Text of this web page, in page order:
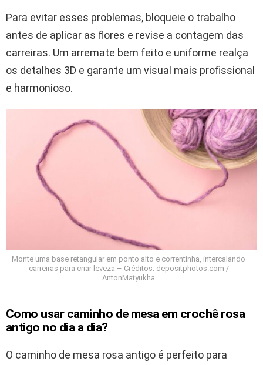
Para evitar esses problemas, bloqueie o trabalho
antes de aplicar as flores e revise a contagem das
carreiras. Um arremate bem feito e uniforme realça
os detalhes 3D e garante um visual mais profissional
e harmonioso.
Monte uma base retangular em ponto alto e correntinha, intercalando
carreiras para criar leveza – Créditos: depositphotos.com /
AntonMatyukha
Como usar caminho de mesa em crochê rosa
antigo no dia a dia?
O caminho de mesa rosa antigo é perfeito para